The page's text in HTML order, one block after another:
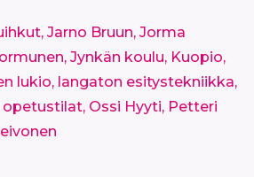
Jarno Bruun, Jorma
Jynkän koulu, Kuopio,
lukio, langaton esitystekniikka,
opetustilat, Ossi Hyyti, Petteri